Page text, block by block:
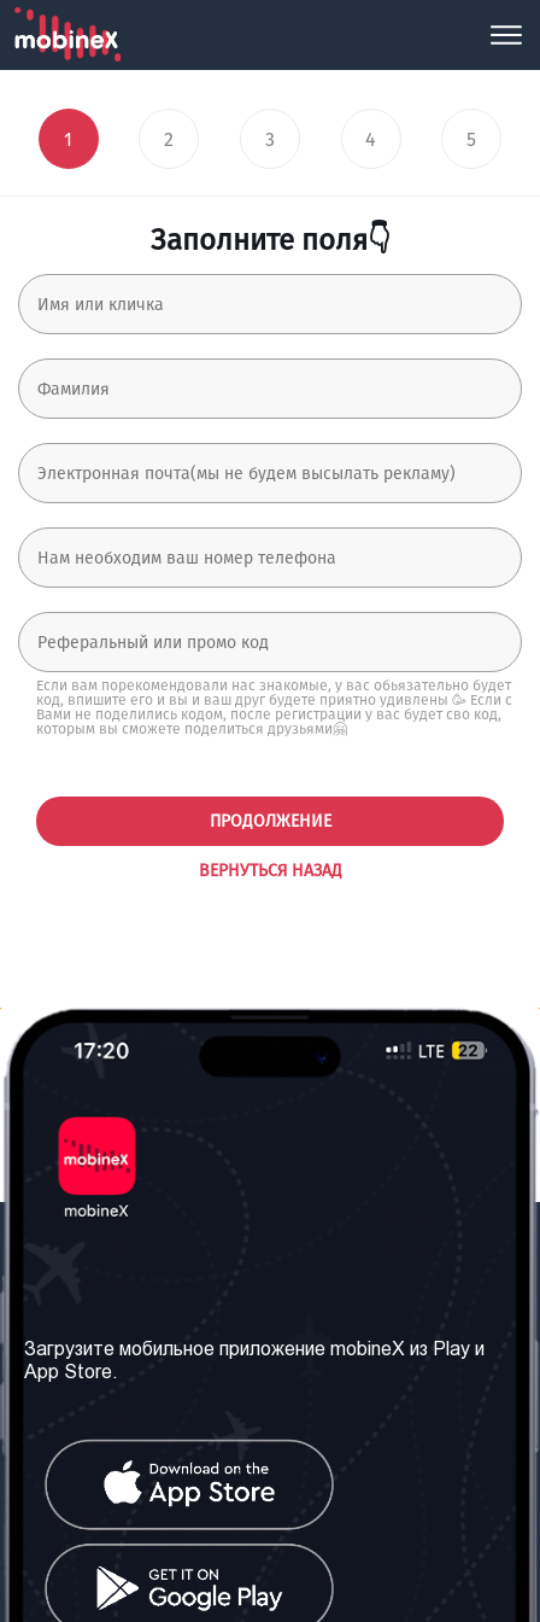
1 2 3 4 5
Заполните поля👇
Если вам порекомендовали нас знакомые, у вас обьязательно будет
код, впишите его и вы и ваш друг будете приятно удивлены 🥳 Если с
Вами не поделились кодом, после регистрации у вас будет сво код,
которым вы сможете поделиться друзьями🤗
ВЕРНУТЬСЯ НАЗАД
ПРОДОЛЖЕНИЕ
Наши сервисы
Правила и Условия
Часто задаваемые
вопросы
Контакт
Грузия: Тбилиси
Телефон: +442030340050
Социальные сети
Загрузите мобильное приложение mobineX из Play и
App Store.